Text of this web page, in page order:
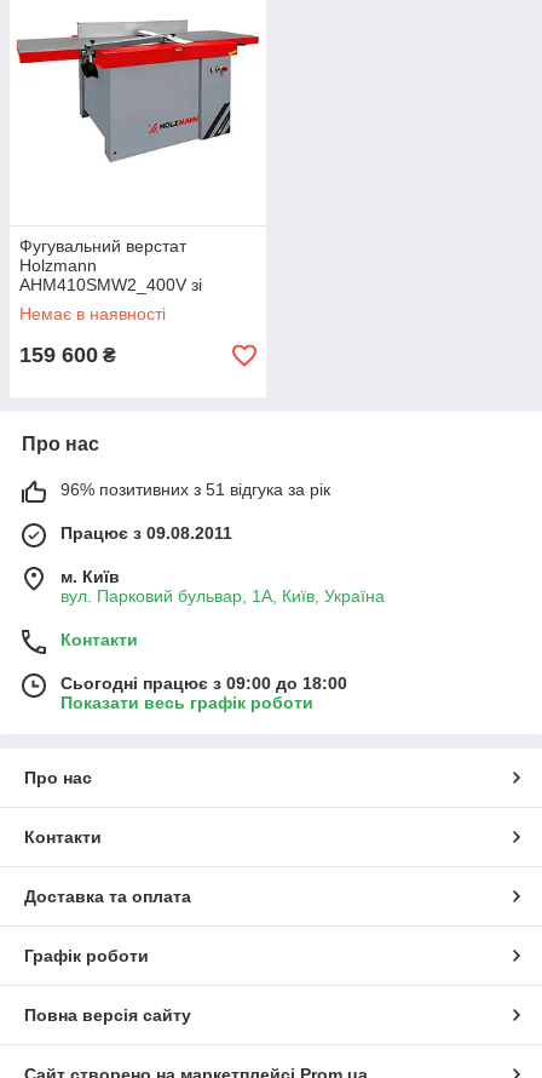
Фугувальний верстат
Holzmann
AHM410SMW2_400V зі
спіральним валом
Немає в наявності
159 600 ₴
Про нас
96% позитивних з 51 відгука за рік
Працює з 09.08.2011
м. Київ
вул. Парковий бульвар, 1А, Київ, Україна
Контакти
Сьогодні працює з 09:00 до 18:00
Показати весь графік роботи
Про нас
Контакти
Доставка та оплата
Графік роботи
Повна версія сайту